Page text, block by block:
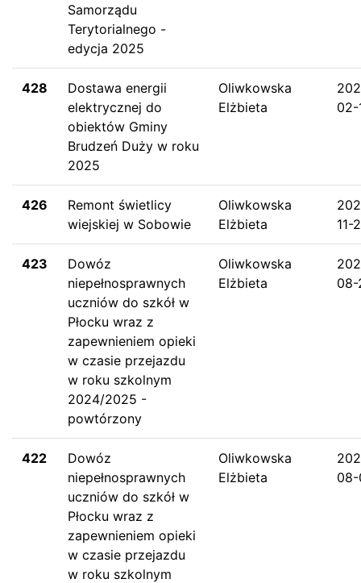
Samorządu
Terytorialnego -
edycja 2025
428
Dostawa energii
elektrycznej do
obiektów Gminy
Brudzeń Duży w roku
2025
Oliwkowska
Elżbieta
02-
426
Remont świetlicy
wiejskiej w Sobowie
Oliwkowska
Elżbieta
11-
423
Dowóz
niepełnosprawnych
uczniów do szkół w
Płocku wraz z
zapewnieniem opieki
w czasie przejazdu
w roku szkolnym
2024/2025 -
powtórzony
Oliwkowska
Elżbieta
08-
422
Dowóz
niepełnosprawnych
uczniów do szkół w
Płocku wraz z
zapewnieniem opieki
w czasie przejazdu
w roku szkolnym
Oliwkowska
Elżbieta